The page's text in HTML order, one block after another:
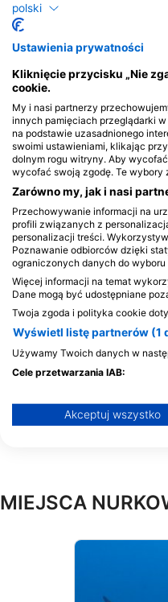
Centra nurkowe
Noovilu Sports
Kandolhu, North Ari Atoll,
MIEJSCA
polski
Ustawienia prywatności
Kliknięcie przycisku „Nie
cookie.
My i nasi partnerzy
innych pamięciach przeglądarki
na podstawie uzasadnionego
swoimi ustawieniami, klikając
dolnym rogu witryny. Aby
wycofać swoją zgodę. Te wybory
Zarówno my, jak i nasi
Przechowywanie informacji na
profili związanych z
personalizacji treści.
Poznawanie odbiorców dzięki
ograniczonych danych do wyboru
Więcej informacji na temat
Dane mogą być udostępniane
Twoja zgoda i polityka cookie
Wyświetl listę partnerów (1
Używamy Twoich danych w
Cele przetwarzania IAB:
Wykorzystywanie
Wykorzystanie profili do
Pomiar efektywności
Akceptuj wszystko